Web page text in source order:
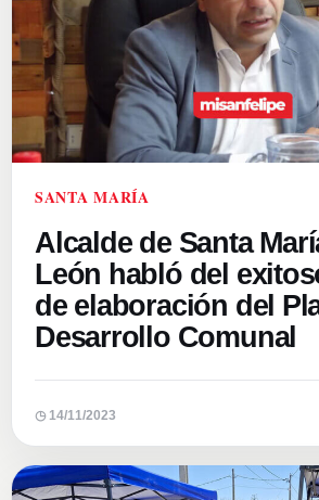
SANTA MARÍA
Alcalde de Santa
León habló del
de elaboración del
Desarrollo Comunal
◷ 14/11/2023